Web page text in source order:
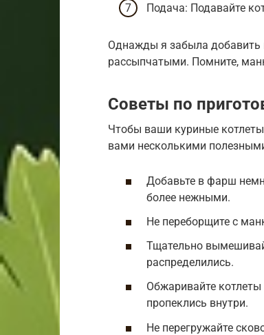
Подача: Подавайте
Однажды я забыла добавить
рассыпчатыми. Помните,
Советы по
Чтобы ваши куриные
вами несколькими
Добавьте в фарш
более нежными.
Не переборщите с
Тщательно
распределились.
Обжаривайте
пропеклись внутри.
Не перегружайте